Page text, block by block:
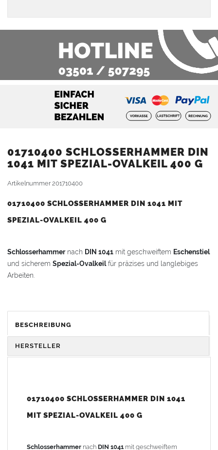
01710400 SCHLOSSERHAMMER DIN
1041 MIT SPEZIAL-OVALKEIL 400 G
Artikelnummer201710400
01710400 SCHLOSSERHAMMER DIN 1041 MIT
SPEZIAL-OVALKEIL 400 G
Schlosserhammernach DIN 1041 mit geschweiftem Eschenstiel
und sicherem Spezial-Ovalkeilfür präzises und langlebiges
Arbeiten.
Sicher: Gefertigt nach
Langlebig: Geschweifter
Stabilität und angenehme Handhabung
BESCHREIBUNG
HERSTELLER
01710400 SCHLOSSERHAMMER DIN 1041
MIT SPEZIAL-OVALKEIL 400 G
Schlosserhammer nach DIN 1041mit geschweiftem